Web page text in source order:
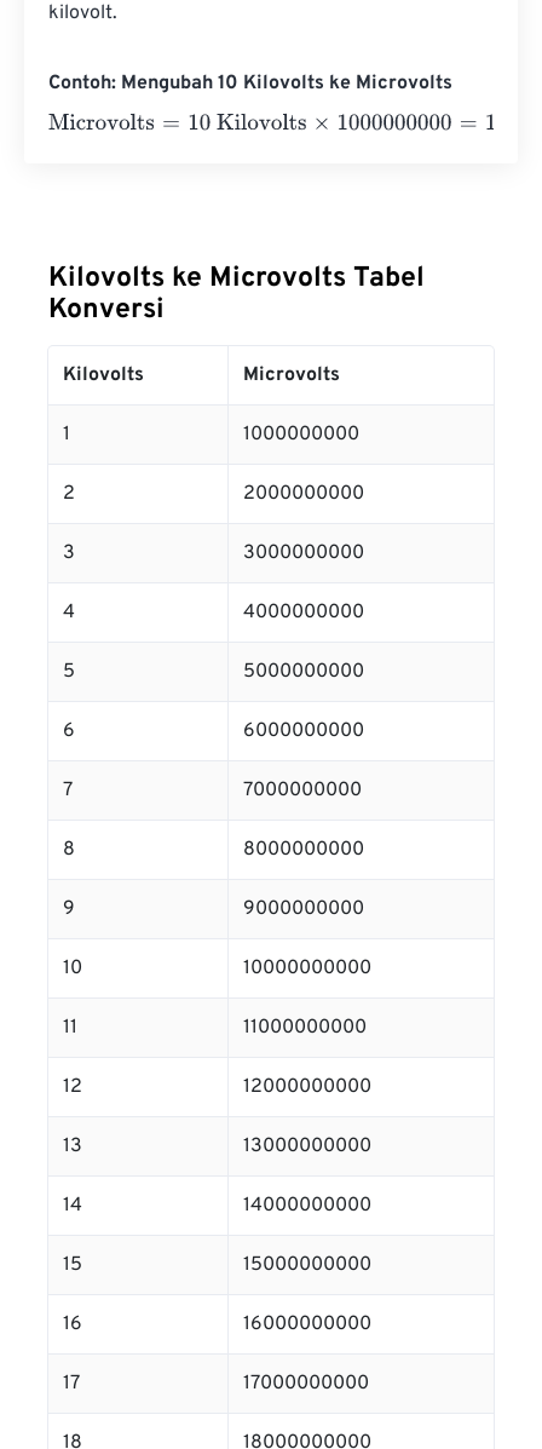
kilovolt.
Contoh: Mengubah 10 Kilovolts ke Microvolts
Microvolts=10 Kilovolts×1000000000=10000000000
Kilovolts ke Microvolts Tabel
Konversi
Kilovolts Microvolts
1 1000000000
2 2000000000
3 3000000000
4 4000000000
5 5000000000
6 6000000000
7 7000000000
8 8000000000
9 9000000000
10 10000000000
11 11000000000
12 12000000000
13 13000000000
14 14000000000
15 15000000000
16 16000000000
17 17000000000
18 18000000000